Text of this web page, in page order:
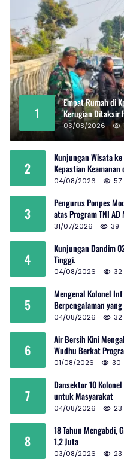
1
Empat Rumah di
Kerugian Ditaksir
03/08/2026
2
Kunjungan Wisata
Kepastian
04/08/2026 57
3
Pengurus Ponpes
atas Program TNI
31/07/2026 39
4
Kunjungan Dandim
Tinggi.
04/08/2026 32
5
Mengenal Kolonel Inf
Berpengalaman
04/08/2026 32
6
Air Bersih Kini
Wudhu Berkat
01/08/2026 30
7
Dansektor 10 Kolonel
untuk Masyarakat
04/08/2026 23
8
18 Tahun Mengabdi,
1,2 Juta
03/08/2026 23